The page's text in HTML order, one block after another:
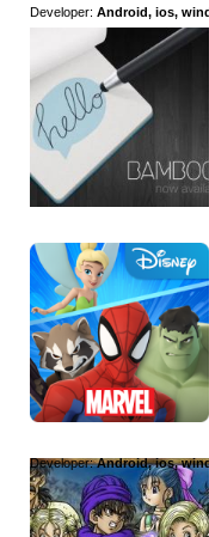
Developer: Android, ios,
Developer:Android, ios,